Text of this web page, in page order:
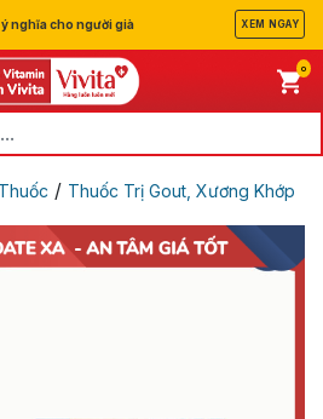
nghĩa cho người già XEM NGAY
0
Thuốc / Thuốc Trị Gout, Xương Khớp